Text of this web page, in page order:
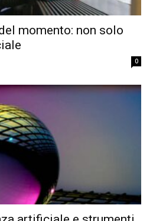
momento: non solo
0